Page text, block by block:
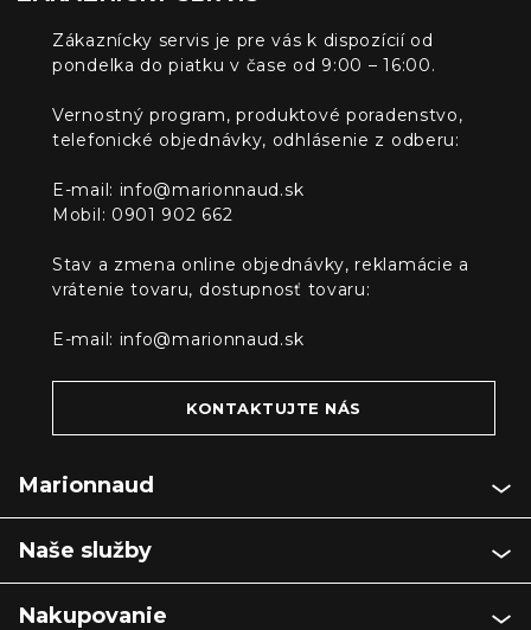
Zákaznícky servis je pre vás k dispozícií od
pondelka do piatku v čase od 9:00 – 16:00.
Vernostný program, produktové poradenstvo,
telefonické objednávky, odhlásenie z odberu:
E-mail: info@marionnaud.sk
Mobil: 0901 902 662
Stav a zmena online objednávky, reklamácie a
vrátenie tovaru, dostupnosť tovaru:
E-mail: info@marionnaud.sk
KONTAKTUJTE NÁS
Marionnaud
Naše služby
Nakupovanie